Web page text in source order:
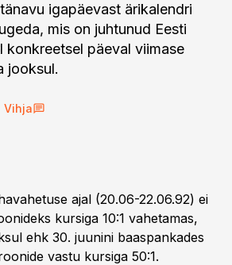
igapäevast ärikalendri
mis on juhtunud Eesti
konkreetsel päeval viimase
jooksul.
Vihja
ajal (20.06-22.06.92) ei
kursiga 10:1 vahetamas,
ehk 30. juunini baaspankades
vastu kursiga 50:1.